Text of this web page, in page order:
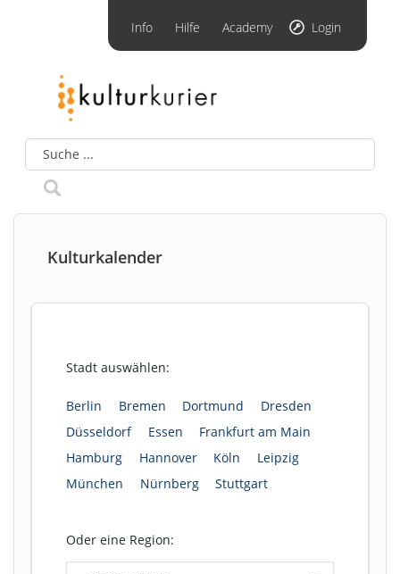
Info Hilfe Academy Login
Kulturkalender
Stadt auswählen:
Berlin Bremen Dortmund
Dresden
Düsseldorf
Essen
Frankfurt am Main
Hamburg
Hannover Köln
Leipzig
München
Nürnberg Stuttgart
Oder eine Region: